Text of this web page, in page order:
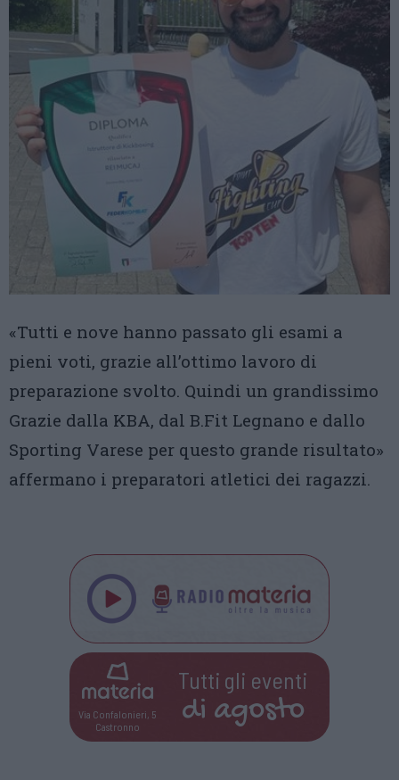
«Tutti e nove hanno passato gli esami a
pieni voti, grazie all’ottimo lavoro di
preparazione svolto. Quindi un grandissimo
Grazie dalla KBA, dal B.Fit Legnano e dallo
Sporting Varese per questo grande risultato»
affermano i preparatori atletici dei ragazzi.
Via Confalonieri, 5
Castronno
Tutti gli eventi
di agosto